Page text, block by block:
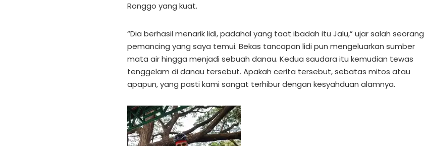
Ronggo yang kuat.
“Dia berhasil menarik lidi, padahal yang taat ibadah itu Jalu,” ujar salah seorang
pemancing yang saya temui. Bekas tancapan lidi pun mengeluarkan sumber
mata air hingga menjadi sebuah danau. Kedua saudara itu kemudian tewas
tenggelam di danau tersebut. Apakah cerita tersebut, sebatas mitos atau
apapun, yang pasti kami sangat terhibur dengan kesyahduan alamnya.